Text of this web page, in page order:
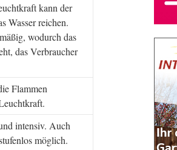
kann der
Wasser reichen.
wodurch das
das Verbraucher
Flammen
intensiv. Auch
möglich.